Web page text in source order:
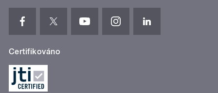
Certifikováno